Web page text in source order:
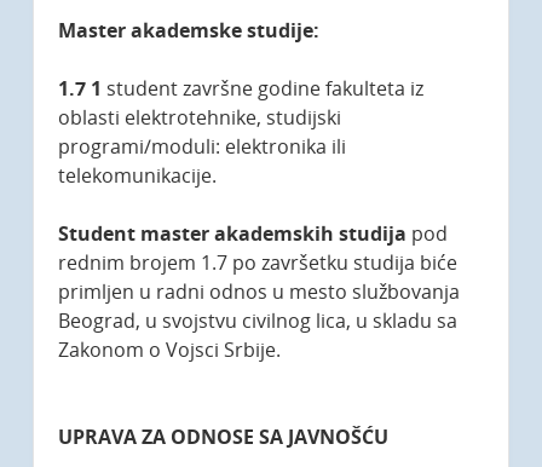
Master akademske studije:
1.7 1 student završne godine fakulteta iz
oblasti elektrotehnike, studijski
programi/moduli: elektronika ili
telekomunikacije.
Student master akademskih studija pod
rednim brojem 1.7 po završetku studija biće
primljen u radni odnos u mesto službovanja
Beograd, u svojstvu civilnog lica, u skladu sa
Zakonom o Vojsci Srbije.
UPRAVA ZA ODNOSE SA JAVNOŠĆU